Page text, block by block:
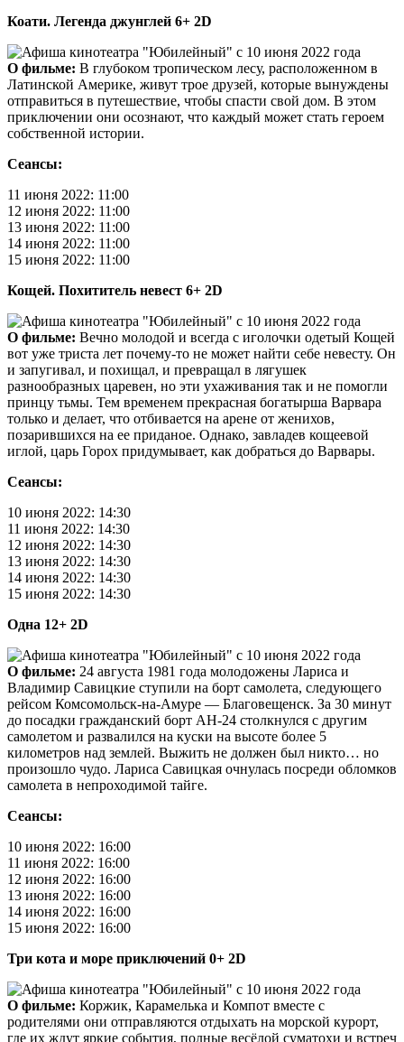
Коати. Легенда джунглей 6+ 2D
О фильме: В глубоком тропическом лесу, расположенном в
Латинской Америке, живут трое друзей, которые вынуждены
отправиться в путешествие, чтобы спасти свой дом. В этом
приключении они осознают, что каждый может стать героем
собственной истории.
Сеансы:
11 июня 2022: 11:00
12 июня 2022: 11:00
13 июня 2022: 11:00
14 июня 2022: 11:00
15 июня 2022: 11:00
Кощей. Похититель невест 6+ 2D
О фильме: Вечно молодой и всегда с иголочки одетый Кощей
вот уже триста лет почему-то не может найти себе невесту. Он
и запугивал, и похищал, и превращал в лягушек
разнообразных царевен, но эти ухаживания так и не помогли
принцу тьмы. Тем временем прекрасная богатырша Варвара
только и делает, что отбивается на арене от женихов,
позарившихся на ее приданое. Однако, завладев кощеевой
иглой, царь Горох придумывает, как добраться до Варвары.
Сеансы:
10 июня 2022: 14:30
11 июня 2022: 14:30
12 июня 2022: 14:30
13 июня 2022: 14:30
14 июня 2022: 14:30
15 июня 2022: 14:30
Одна 12+ 2D
О фильме: 24 августа 1981 года молодожены Лариса и
Владимир Савицкие ступили на борт самолета, следующего
рейсом Комсомольск-на-Амуре — Благовещенск. За 30 минут
до посадки гражданский борт АН-24 столкнулся с другим
самолетом и развалился на куски на высоте более 5
километров над землей. Выжить не должен был никто… но
произошло чудо. Лариса Савицкая очнулась посреди обломков
самолета в непроходимой тайге.
Сеансы:
10 июня 2022: 16:00
11 июня 2022: 16:00
12 июня 2022: 16:00
13 июня 2022: 16:00
14 июня 2022: 16:00
15 июня 2022: 16:00
Три кота и море приключений 0+ 2D
О фильме: Коржик, Карамелька и Компот вместе с
родителями они отправляются отдыхать на морской курорт,
где их ждут яркие события, полные весёлой суматохи и встреч